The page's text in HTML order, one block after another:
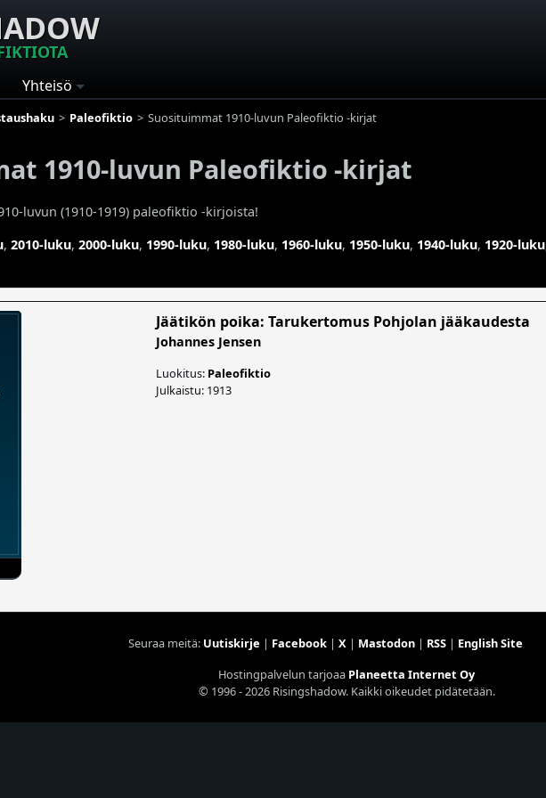
Yhteisö
Paleofiktio Suosituimmat 1910-luvun Paleofiktio -kirjat
1910-luvun Paleofiktio -kirjat
luvun (1910-1919) paleofiktio -kirjoista!
, 2010-luku, 2000-luku, 1990-luku, 1980-luku, 1960-luku, 1950-luku, 1940-luku, 1920-luku
Jäätikön poika: Tarukertomus Pohjolan jääkaudesta
Johannes Jensen
Luokitus: Paleofiktio
Julkaistu: 1913
Seuraa meitä: Uutiskirje | Facebook| X| Mastodon| RSS| English Site
Hostingpalvelun tarjoaa Planeetta Internet Oy
© 1996 - 2026 Risingshadow. Kaikki oikeudet pidätetään.